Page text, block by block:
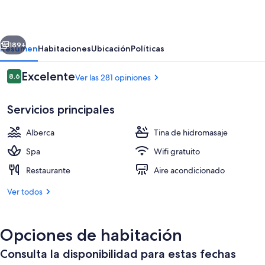
Vista desde la propiedad
Siguiente
189+
ResumenHabitacionesUbicaciónPolíticas
Opiniones
8.68.6 de 10,
ExcelenteVer las 281 opiniones
Servicios principales
Alberca
Tina de hidromasaje
Spa
Wifi gratuito
Restaurante
Aire acondicionado
Ver todos
Opciones de habitación
Consulta la disponibilidad para estas fechas